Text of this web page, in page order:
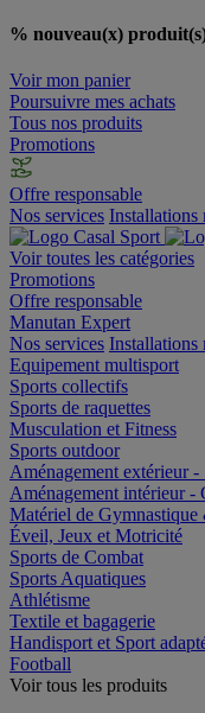
% nouveau(x)
Voir mon panier
Poursuivre mes achats
Tous nos produits
Promotions
Offre responsable
Nos services Installations
Voir toutes les catégories
Promotions
Offre responsable
Manutan Expert
Nos services Installations
Equipement multisport
Sports collectifs
Sports de raquettes
Musculation et Fitness
Sports outdoor
Aménagement extérieur -
Aménagement intérieur -
Matériel de
Éveil, Jeux et Motricité
Sports de Combat
Sports Aquatiques
Athlétisme
Textile et bagagerie
Handisport et Sport
Football
Voir tous les produits